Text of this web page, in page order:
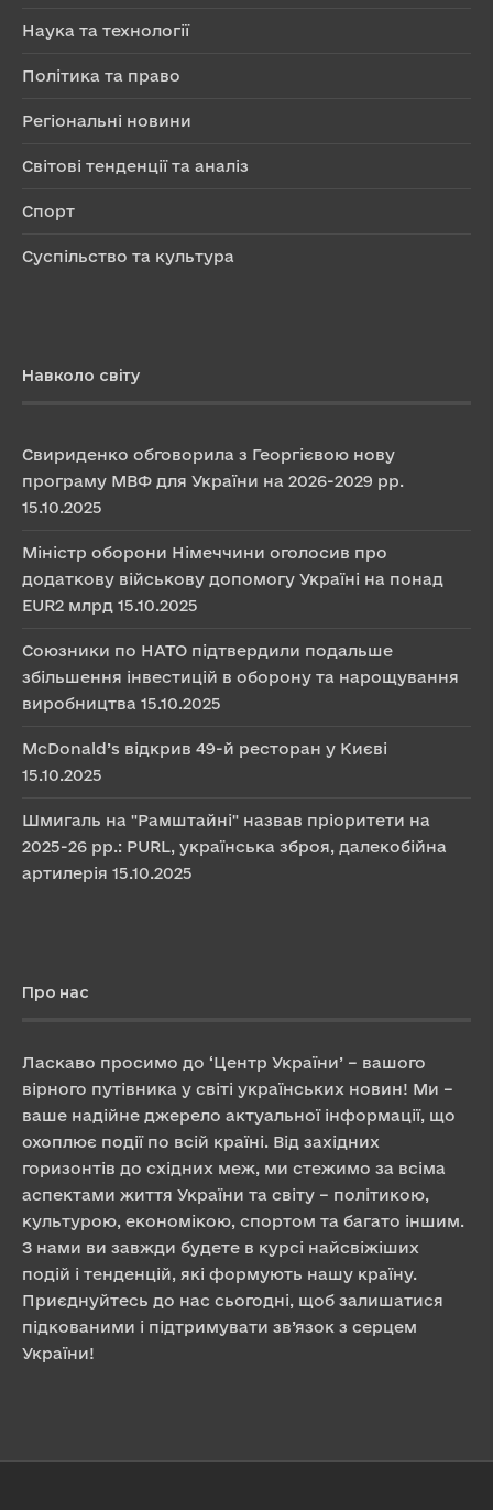
Наука та технології
Політика та право
Регіональні новини
Світові тенденції та аналіз
Спорт
Суспільство та культура
Навколо світу
Свириденко обговорила з Георгієвою нову
програму МВФ для України на 2026-2029 рр.
15.10.2025
Міністр оборони Німеччини оголосив про
додаткову військову допомогу Україні на понад
EUR2 млрд 15.10.2025
Союзники по НАТО підтвердили подальше
збільшення інвестицій в оборону та нарощування
виробництва 15.10.2025
McDonald’s відкрив 49-й ресторан у Києві
15.10.2025
Шмигаль на "Рамштайні" назвав пріоритети на
2025-26 рр.: PURL, українська зброя, далекобійна
артилерія 15.10.2025
Про нас
Ласкаво просимо до ‘Центр України’ – вашого
вірного путівника у світі українських новин! Ми –
ваше надійне джерело актуальної інформації, що
охоплює події по всій країні. Від західних
горизонтів до східних меж, ми стежимо за всіма
аспектами життя України та світу – політикою,
культурою, економікою, спортом та багато іншим.
З нами ви завжди будете в курсі найсвіжіших
подій і тенденцій, які формують нашу країну.
Приєднуйтесь до нас сьогодні, щоб залишатися
підкованими і підтримувати зв’язок з серцем
України!